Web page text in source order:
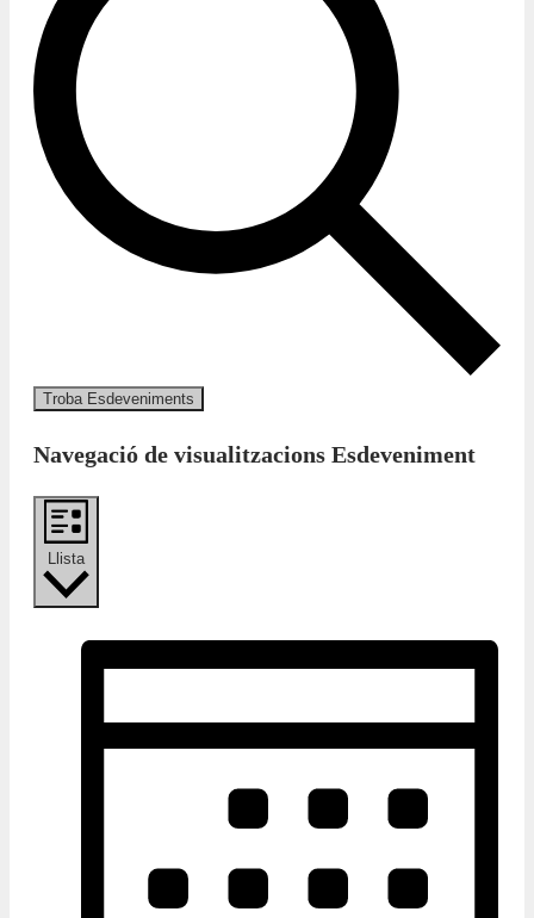
Troba Esdeveniments
Navegació de visualitzacions Esdeveniment
Llista